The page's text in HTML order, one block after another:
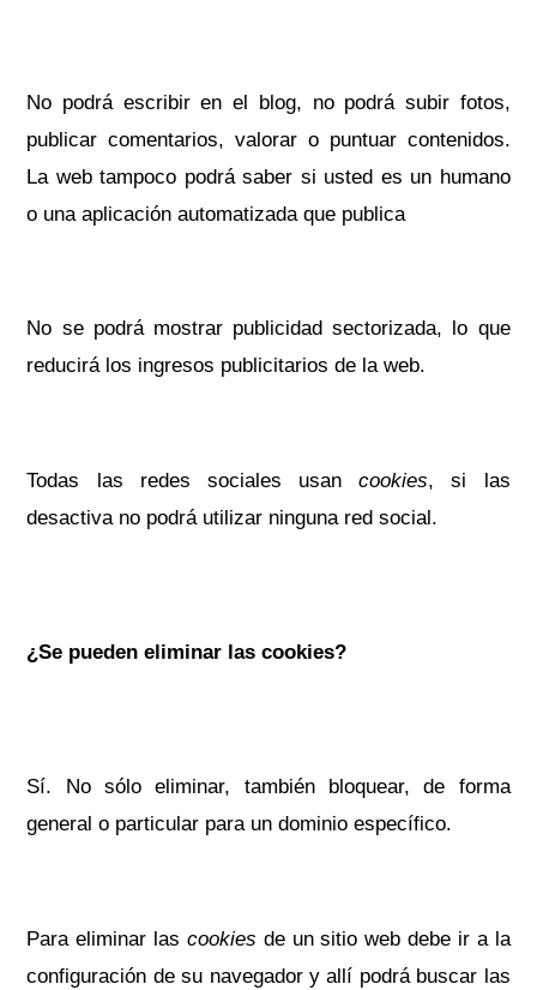
No podrá escribir en el blog, no podrá subir fotos,
publicar comentarios, valorar o puntuar contenidos.
La web tampoco podrá saber si usted es un humano
o una aplicación automatizada que publica
No se podrá mostrar publicidad sectorizada, lo que
reducirá los ingresos publicitarios de la web.
Todas las redes sociales usancookies, si las
desactiva no podrá utilizar ninguna red social.
¿Se pueden eliminar las cookies?
Sí. No sólo eliminar, también bloquear, de forma
general o particular para un dominio específico.
Para eliminar las cookies de un sitio web debe ir a la
configuración de su navegador y allí podrá buscar las